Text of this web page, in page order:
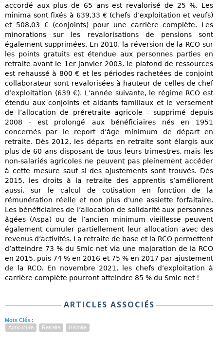
accordé aux plus de 65 ans est revalorisé de 25 %. Les
minima sont fixés à 639,33 € (chefs d’exploitation et veufs)
et 508,03 € (conjoints) pour une carrière complète. Les
minorations sur les revalorisations de pensions sont
également supprimées. En 2010, la réversion de la RCO sur
les points gratuits est étendue aux personnes parties en
retraite avant le 1er janvier 2003, le plafond de ressources
est rehaussé à 800 € et les périodes rachetées de conjoint
collaborateur sont revalorisées à hauteur de celles de chef
d’exploitation (639 €). L’année suivante, le régime RCO est
étendu aux conjoints et aidants familiaux et le versement
de l’allocation de préretraite agricole - supprimé depuis
2008 - est prolongé aux bénéficiaires nés en 1951
concernés par le report d’âge minimum de départ en
retraite. Dès 2012, les départs en retraite sont élargis aux
plus de 60 ans disposant de tous leurs trimestres, mais les
non-salariés agricoles ne peuvent pas pleinement accéder
à cette mesure sauf si des ajustements sont trouvés. Dès
2015, les droits à la retraite des apprentis s’améliorent
aussi, sur le calcul de cotisation en fonction de la
rémunération réelle et non plus d’une assiette forfaitaire.
Les bénéficiaires de l’allocation de solidarité aux personnes
âgées (Aspa) ou de l’ancien minimum vieillesse peuvent
également cumuler partiellement leur allocation avec des
revenus d’activités. La retraite de base et la RCO permettent
d’atteindre 73 % du Smic net via une majoration de la RCO
en 2015, puis 74 % en 2016 et 75 % en 2017 par ajustement
de la RCO. En novembre 2021, les chefs d’exploitation à
carrière complète pourront atteindre 85 % du Smic net !
ARTICLES ASSOCIÉS
Mots Clés :
Agriculture
Retraite Histoire